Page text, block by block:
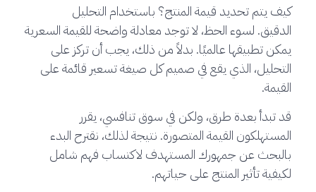
كيف يتم تحديد قيمة المنتج؟ باستخدام التحليل
الدقيق. لسوء الحظ، لا توجد معادلة واضحة للقيمة السعرية
يمكن تطبيقها عالميًا. بدلاً من ذلك، يجب أن تركز على
التحليل، الذي يقع في صميم كل صيغة تسعير قائمة على
القيمة.
قد تبدأ بعدة طرق، ولكن في سوق تنافسي، يقرر
المستهلكون القيمة المتصورة. نتيجة لذلك، نقترح البدء
بالبحث عن جمهورك المستهدف لاكتساب فهم شامل
لكيفية تأثير المنتج على حياتهم.